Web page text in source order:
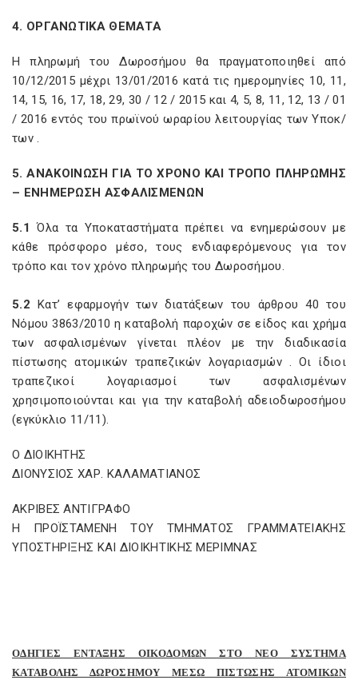
4. ΟΡΓΑΝΩΤΙΚΑ ΘΕΜΑΤΑ
Η πληρωμή του Δωροσήμου θα πραγματοποιηθεί από
10/12/2015 μέχρι 13/01/2016 κατά τις ημερομηνίες 10, 11,
14, 15, 16, 17, 18, 29, 30 / 12 / 2015 και 4, 5, 8, 11, 12, 13 / 01
/ 2016 εντός του πρωϊνού ωραρίου λειτουργίας των Υποκ/
των .
5. ΑΝΑΚΟΙΝΩΣΗ ΓΙΑ ΤΟ ΧΡΟΝΟ ΚΑΙ ΤΡΟΠΟ ΠΛΗΡΩΜΗΣ
– ΕΝΗΜΕΡΩΣΗ ΑΣΦΑΛΙΣΜΕΝΩΝ
5.1 Όλα τα Υποκαταστήματα πρέπει να ενημερώσουν με
κάθε πρόσφορο μέσο, τους ενδιαφερόμενους για τον
τρόπο και τον χρόνο πληρωμής του Δωροσήμου.
5.2 Κατ’ εφαρμογήν των διατάξεων του άρθρου 40 του
Νόμου 3863/2010 η καταβολή παροχών σε είδος και χρήμα
των ασφαλισμένων γίνεται πλέον με την διαδικασία
πίστωσης ατομικών τραπεζικών λογαριασμών . Οι ίδιοι
τραπεζικοί λογαριασμοί των ασφαλισμένων
χρησιμοποιούνται και για την καταβολή αδειοδωροσήμου
(εγκύκλιο 11/11).
Ο ΔΙΟΙΚΗΤΗΣ
ΔΙΟΝΥΣΙΟΣ ΧΑΡ. ΚΑΛΑΜΑΤΙΑΝΟΣ
ΑΚΡΙΒΕΣ ΑΝΤΙΓΡΑΦΟ
Η ΠΡΟΪΣΤΑΜΕΝΗ ΤΟΥ ΤΜΗΜΑΤΟΣ ΓΡΑΜΜΑΤΕΙΑΚΗΣ
ΥΠΟΣΤΗΡΙΞΗΣ ΚΑΙ ΔΙΟΙΚΗΤΙΚΗΣ ΜΕΡΙΜΝΑΣ
ΟΔΗΓΙΕΣ ΕΝΤΑΞΗΣ ΟΙΚΟΔΟΜΩΝ ΣΤΟ ΝΕΟ ΣΥΣΤΗΜΑ
ΚΑΤΑΒΟΛΗΣ ΔΩΡΟΣΗΜΟΥ ΜΕΣΩ ΠΙΣΤΩΣΗΣ ΑΤΟΜΙΚΩΝ